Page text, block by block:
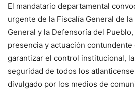
El mandatario departamental
urgente de la Fiscalía General de
General y la Defensoría del
presencia y actuación
garantizar el control institucional,
seguridad de todos los
divulgado por los medios de